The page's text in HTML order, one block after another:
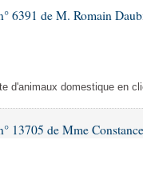
6391 de M. Romain
d'animaux domestique en
13705 de Mme